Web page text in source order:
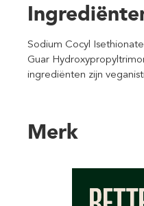
Sodium Cocyl
Guar
ingrediënten zijn
Merk